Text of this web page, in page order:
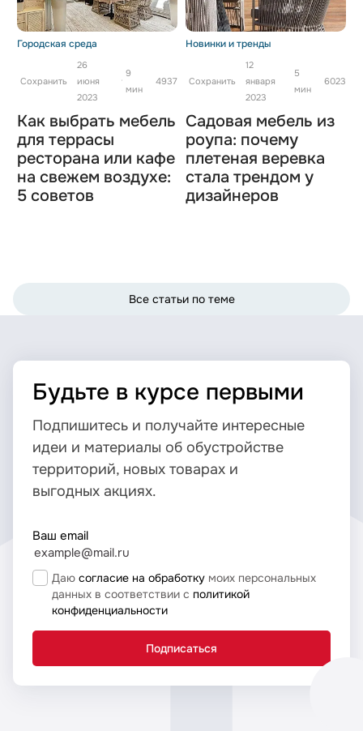
Городская среда
Сохранить
26
июня
2023
9
мин
4937
Как выбрать мебель
для террасы
ресторана или кафе
на свежем воздухе:
5 советов
Новинки и тренды
Сохранить
12
января
2023
5
мин
6023
Садовая мебель из
роупа: почему
плетеная веревка
стала трендом у
дизайнеров
Все статьи по теме
Будьте в курсе первыми
Подпишитесь и получайте интересные
идеи и материалы об обустройстве
территорий, новых товарах и
выгодных акциях.
Ваш email
Даю согласие на обработкумоих персональных
данных в соответствии с политикой
конфиденциальности